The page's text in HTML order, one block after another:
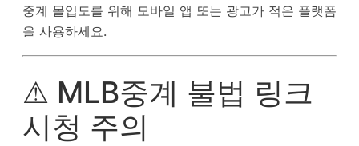
중계 몰입도를 위해 모바일 앱 또는 광고가 적은 플랫폼
을 사용하세요.
⚠ MLB중계 불법 링크
시청 주의